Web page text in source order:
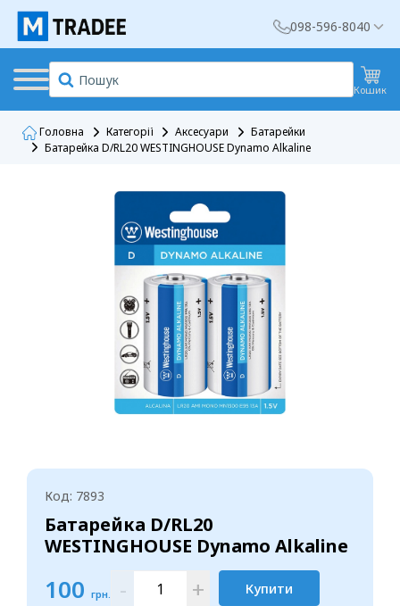
098-596-8040
Кошик
Головна Категорії Аксесуари
Батарейки
Батарейка D/RL20 WESTINGHOUSE Dynamo Alkaline
Код: 7893
Батарейка D/RL20
WESTINGHOUSE Dynamo Alkaline
100 грн. - + Купити